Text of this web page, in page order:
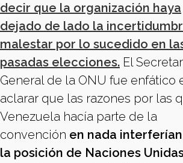
decir que la organización haya
dejado de lado la
malestar por lo sucedido en
pasadas elecciones. El
General de la ONU fue enfático
aclarar que las razones por las
Venezuela hacía parte de la
convención en nada
la posición de Naciones